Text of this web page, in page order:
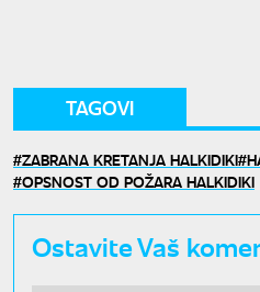
TAGOVI
ZABRANA KRETANJA HALKIDIKI
OPSNOST OD POŽARA HALKIDIKI
Ostavite Vaš